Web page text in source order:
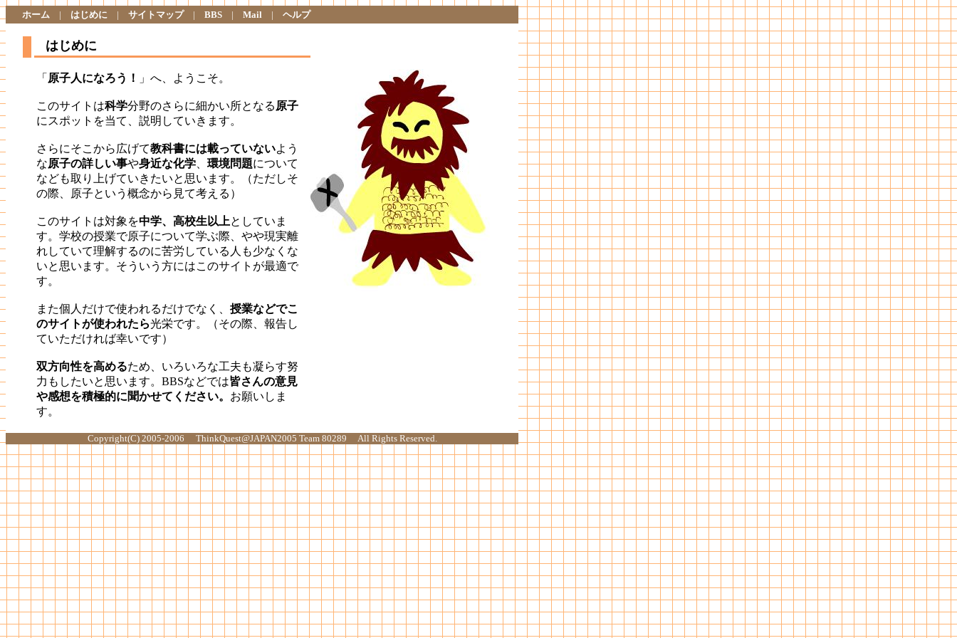
ホーム | はじめに | サイトマップ| BBS | Mail | ヘルプ
はじめに
「 原子人になろう！ 」へ、ようこそ。
このサイトは科学分野のさらに細かい所となる 原子
にスポットを当て、説明していきます。
さらにそこから広げて教科書には載っていないよう
な原子の詳しい事や身近な化学 環境問題について
なども取り上げていきたいと思います。（ただしそ
の際、原子という概念から見て考える）
このサイトは対象を中学、高校生以上としていま
す。学校の授業で原子について学ぶ際、やや現実離
れしていて理解するのに苦労している人も少なくな
いと思います。そういう方にはこのサイトが最適で
す。
また個人だけで使われるだけでなく、 授業などでこ
のサイトが使われたら光栄です。（その際、報告し
ていただければ幸いです）
双方向性を高めるため、いろいろな工夫も凝らす努
力もしたいと思います。BBSなどでは皆さんの意見
や感想を積極的に聞かせてください。 お願いしま
す。
Copyright(C) 2005-2006 ThinkQuest@JAPAN2005 Team 80289 All Rights Reserved.